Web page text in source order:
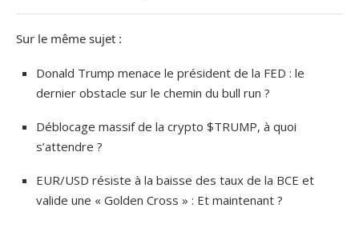
Sur le même sujet :
Donald Trump menace le président de la FED : le
dernier obstacle sur le chemin du bull run ?
Déblocage massif de la crypto $TRUMP, à quoi
s’attendre ?
EUR/USD résiste à la baisse des taux de la BCE et
valide une « Golden Cross » : Et maintenant ?